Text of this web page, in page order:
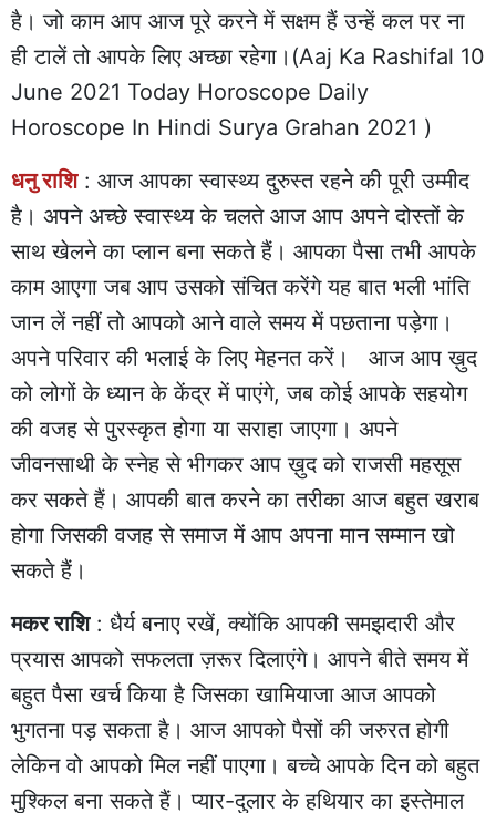
है। जो काम आप आज पूरे करने में सक्षम हैं उन्हें कल पर ना
ही टालें तो आपके लिए अच्छा रहेगा।(Aaj Ka Rashifal 10
June 2021 Today Horoscope Daily
Horoscope In Hindi Surya Grahan 2021 )
धनु राशि: आज आपका स्वास्थ्य दुरुस्त रहने की पूरी उम्मीद
है। अपने अच्छे स्वास्थ्य के चलते आज आप अपने दोस्तों के
साथ खेलने का प्लान बना सकते हैं। आपका पैसा तभी आपके
काम आएगा जब आप उसको संचित करेंगे यह बात भली भांति
जान लें नहीं तो आपको आने वाले समय में पछताना पड़ेगा।
अपने परिवार की भलाई के लिए मेहनत करें। आज आप ख़ुद
को लोगों के ध्यान के केंद्र में पाएंगे, जब कोई आपके सहयोग
की वजह से पुरस्कृत होगा या सराहा जाएगा। अपने
जीवनसाथी के स्नेह से भीगकर आप ख़ुद को राजसी महसूस
कर सकते हैं। आपकी बात करने का तरीका आज बहुत खराब
होगा जिसकी वजह से समाज में आप अपना मान सम्मान खो
सकते हैं।
मकर राशि: धैर्य बनाए रखें, क्योंकि आपकी समझदारी और
प्रयास आपको सफलता ज़रूर दिलाएंगे। आपने बीते समय में
बहुत पैसा खर्च किया है जिसका खामियाजा आज आपको
भुगतना पड़ सकता है। आज आपको पैसों की जरुरत होगी
लेकिन वो आपको मिल नहीं पाएगा। बच्चे आपके दिन को बहुत
मुश्किल बना सकते हैं। प्यार-दुलार के हथियार का इस्तेमाल